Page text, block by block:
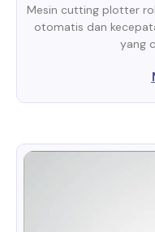
Mesin cutting plotter
otomatis dan
yang